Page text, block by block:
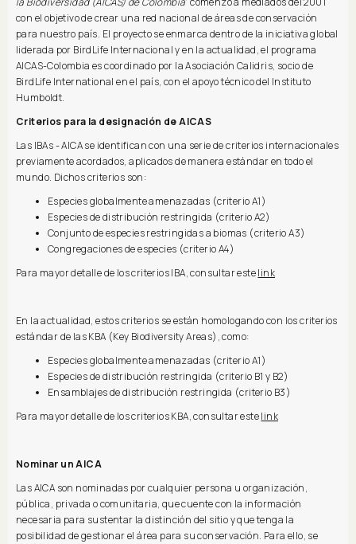
con el objetivo de crear una red nacional de áreas de conservación
para nuestro país. El proyecto se enmarca dentro de la iniciativa global
liderada por BirdLife Internacional y en la actualidad, el programa
AICAS-Colombia es coordinado por la Asociación Calidris, socio de
BirdLife International en el país, con el apoyo técnico del Instituto
Humboldt.
Criterios para la designación de AICAS
Las IBAs - AICA se identifican con una serie de criterios internacionales
previamente acordados, aplicados de manera estándar en todo el
mundo. Dichos criterios son:
Especies globalmente amenazadas (criterio A1)
Especies de distribución restringida (criterio A2)
Conjunto de especies restringidas a biomas (criterio A3)
Congregaciones de especies (criterio A4)
Para mayor detalle de los criterios IBA, consultar estelink
En la actualidad, estos criterios se están homologando con los criterios
estándar de las KBA (Key Biodiversity Areas), como:
Especies globalmente amenazadas (criterio A1)
Especies de distribución restringida (criterio B1 y B2)
Ensamblajes de distribución restringida (criterio B3)
Para mayor detalle de los criterios KBA, consultar estelink
Nominar un AICA
Las AICA son nominadas por cualquier persona u organización,
pública, privada o comunitaria, que cuente con la información
necesaria para sustentar la distinción del sitio y que tenga la
posibilidad de gestionar el área para su conservación. Para ello, se